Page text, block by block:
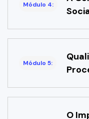
Módulo 4:
Módulo 5:
O